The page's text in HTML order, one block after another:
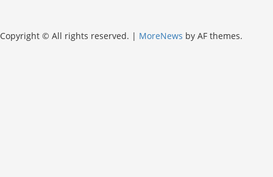
Copyright © All rights reserved. | MoreNews by AF themes.